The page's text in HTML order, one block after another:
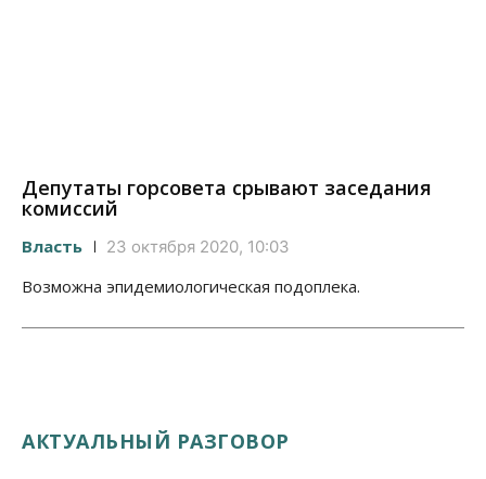
Депутаты горсовета срывают заседания
комиссий
Власть 23 октября 2020, 10:03
Возможна эпидемиологическая подоплека.
АКТУАЛЬНЫЙ РАЗГОВОР